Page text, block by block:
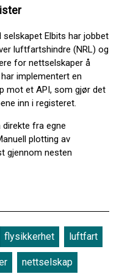
Elbits har jobbet
luftfartshindre (NRL) og
for nettselskaper å
implementert en
mot et API, som gjør det
inn i registeret.
direkte fra egne
plotting av
gjennom nesten
flysikkerhet luftfart
nettselskap